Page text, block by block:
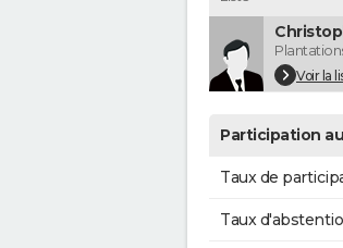
Voir la
Participation
Taux de
Taux